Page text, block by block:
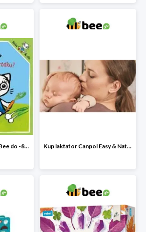
Książkowa obniżka w Bee do -80% Kup laktator Canpol Easy & Natural a nianię elektroniczną otrzymasz GRATIS!